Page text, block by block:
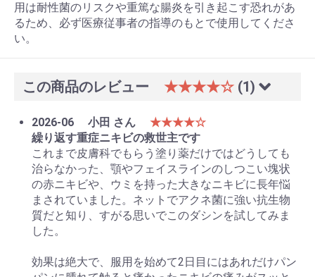
用は耐性菌のリスクや重篤な腸炎を引き起こす恐れがあ
るため、必ず医療従事者の指導のもとで使用してくださ
い。
この商品のレビュー ★★★★☆ (1)
2026-06 小田 さん
★★★★☆
繰り返す重症ニキビの救世主です
これまで皮膚科でもらう塗り薬だけではどうしても
治らなかった、顎やフェイスラインのしつこい塊状
の赤ニキビや、ウミを持った大きなニキビに長年悩
まされていました。ネットでアクネ菌に強い抗生物
質だと知り、すがる思いでこのダシンを試してみま
した。
効果は絶大で、服用を始めて2日目にはあれだけパン